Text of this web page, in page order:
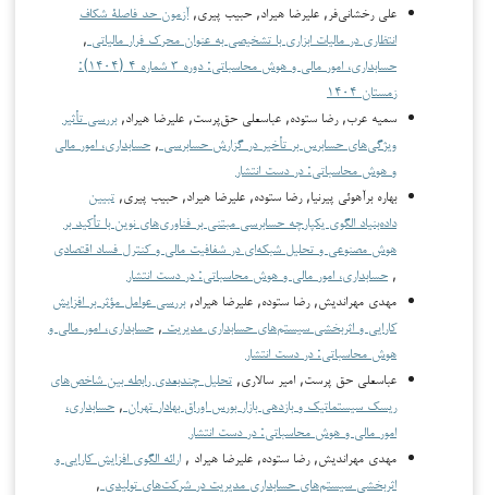
علی رخشانی‌فر, علیرضا هیراد, حبیب پیری,آزمون حد فاصلۀ شکاف
انتظاری در مالیات ابزاری با تشخیصی به عنوان محرک فرار مالیاتی ,
حسابداری، امور مالی و هوش محاسباتی: دوره ۳ شماره ۴ (۱۴۰۴):
زمستان ۱۴۰۴
سمیه عرب, رضا ستوده, عباسعلی حق‌پرست, علیرضا هیراد,بررسی تأثیر
ویژگی‌های حسابرس بر تأخیر در گزارش حسابرسی , حسابداری، امور مالی
و هوش محاسباتی: در دست انتشار
بهاره برآهوئی پیرنیا, رضا ستوده, علیرضا هیراد, حبیب پیری, تبیین
داده‌بنیاد الگوی یکپارچه حسابرسی مبتنی بر فناوری‌های نوین با تأکید بر
هوش مصنوعی و تحلیل شبکه‌ای در شفافیت مالی و کنترل فساد اقتصادی
, حسابداری، امور مالی و هوش محاسباتی: در دست انتشار
مهدي مهراندیش, رضا ستوده, علیرضا هیراد,بررسی عوامل مؤثر بر افزایش
کارایی و اثربخشی سیستم‌های حسابداری مدیریت , حسابداری، امور مالی و
هوش محاسباتی: در دست انتشار
عباسعلی حق پرست, امیر سالاری, تحلیل چندبعدی رابطه بین شاخص‌های
ریسک سیستماتیک و بازدهی بازار بورس اوراق بهادار تهران , حسابداری،
امور مالی و هوش محاسباتی: در دست انتشار
مهدي مهراندیش, رضا ستوده, علیرضا هیراد , ارائه الگوی افزایش کارایی و
اثربخشی سیستم‌های حسابداری مدیریت در شرکت‌های تولیدی ,